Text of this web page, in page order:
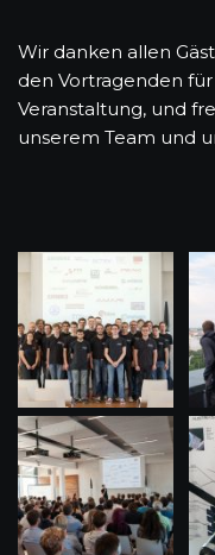
Wir danken allen
den Vortragenden
Veranstaltung, und
unserem Team und